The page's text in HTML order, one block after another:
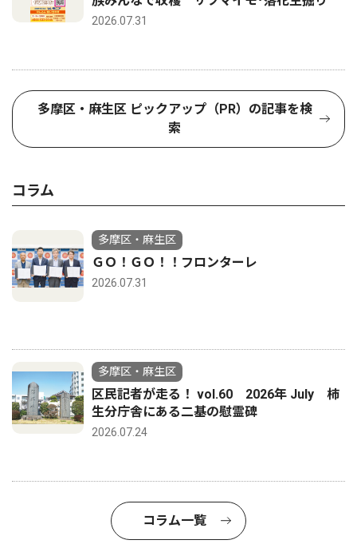
2026.07.31
多摩区・麻生区 ピックアップ（PR）の記事を検
索
コラム
多摩区・麻生区
ＧＯ！ＧＯ！！フロンターレ
2026.07.31
多摩区・麻生区
区民記者が走る！ vol.60 2026年 July 柿
生分庁舎にある二基の慰霊碑
2026.07.24
コラム一覧